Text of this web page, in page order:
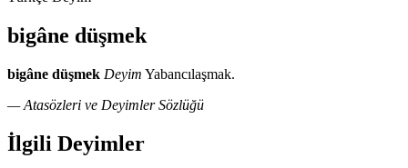
bigâne düşmek
bigâne düşmek Deyim Yabancılaşmak.
— Atasözleri ve Deyimler Sözlüğü
İlgili Deyimler